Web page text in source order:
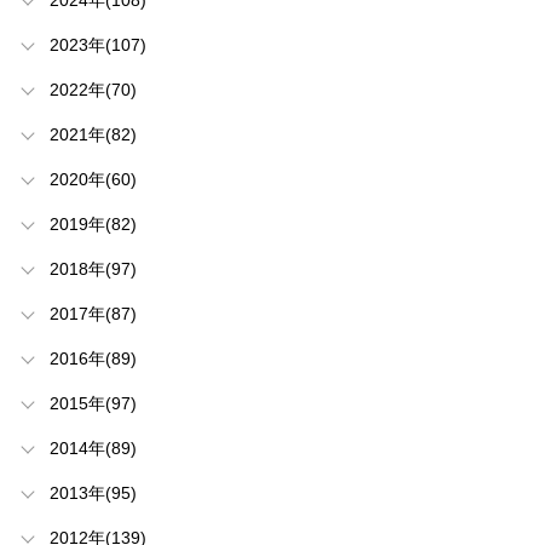
2023年(107)
2022年(70)
2021年(82)
2020年(60)
2019年(82)
2018年(97)
2017年(87)
2016年(89)
2015年(97)
2014年(89)
2013年(95)
2012年(139)